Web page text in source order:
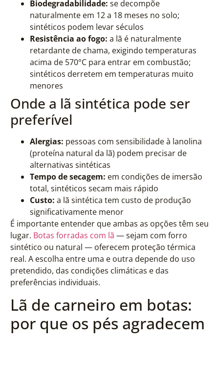
Biodegradabilidade: se decompõe
naturalmente em 12 a 18 meses no solo;
sintéticos podem levar séculos
Resistência ao fogo: a lã é naturalmente
retardante de chama, exigindo temperaturas
acima de 570°C para entrar em combustão;
sintéticos derretem em temperaturas muito
menores
Onde a lã sintética pode ser
preferível
Alergias: pessoas com sensibilidade à lanolina
(proteína natural da lã) podem precisar de
alternativas sintéticas
Tempo de secagem: em condições de imersão
total, sintéticos secam mais rápido
Custo: a lã sintética tem custo de produção
significativamente menor
É importante entender que ambas as opções têm seu
lugar. Botas forradas com lã — sejam com forro
sintético ou natural — oferecem proteção térmica
real. A escolha entre uma e outra depende do uso
pretendido, das condições climáticas e das
preferências individuais.
Lã de carneiro em botas:
por que os pés agradecem